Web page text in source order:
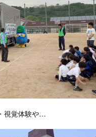
視覚体験や…